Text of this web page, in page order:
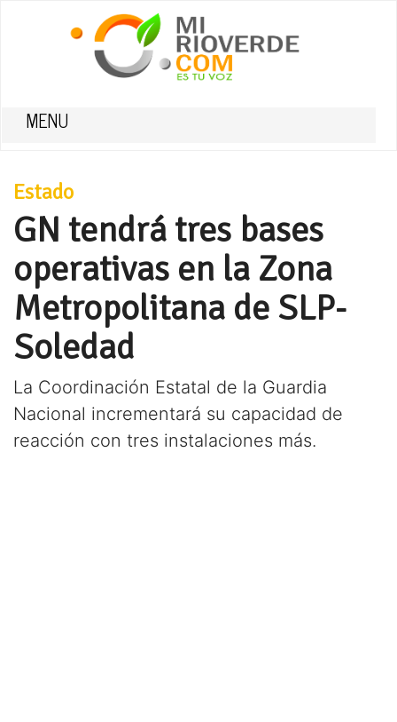
MENU
Estado
GN tendrá tres bases
operativas en la Zona
Metropolitana de SLP-
Soledad
La Coordinación Estatal de la Guardia
Nacional incrementará su capacidad de
reacción con tres instalaciones más.